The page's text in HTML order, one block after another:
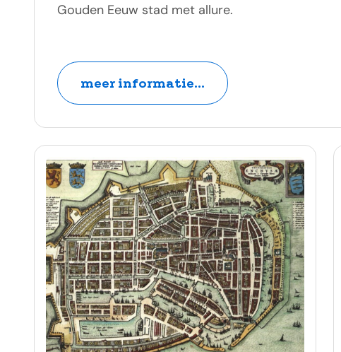
Gouden Eeuw stad met allure.
meer informatie...